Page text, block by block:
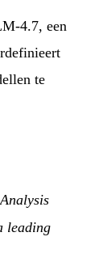
4.7, een
te
leading